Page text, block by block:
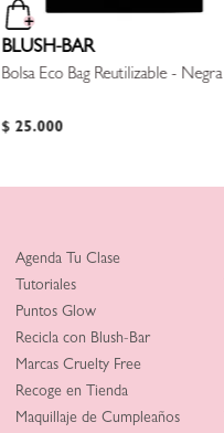
BLUSH-BAR
Bolsa Eco Bag Reutilizable - Negra
$ 25.000
Agenda Tu Clase
Tutoriales
Puntos Glow
Recicla con Blush-Bar
Marcas Cruelty Free
Recoge en Tienda
Maquillaje de Cumpleaños